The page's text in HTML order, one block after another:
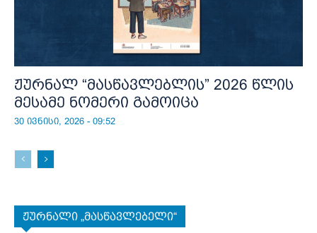
ჟურნალ “მასწავლებლის” 2026 წლის
მესამე ნომერი გამოიცა
30 ივნისი, 2026 - 09:52
ჟურნალი „მასწავლებელი“